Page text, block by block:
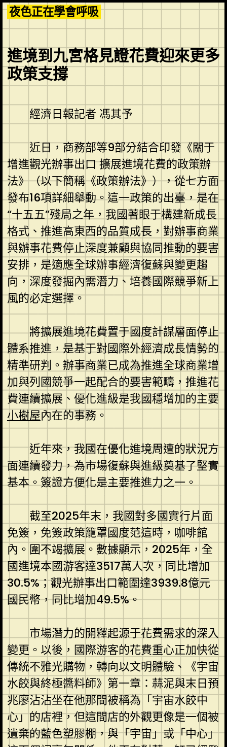
Skip
to
content
夜色正在學會呼吸
進境到九宮格見證花費迎來更多
政策支撐
經濟日報記者 馮其予
近日，商務部等9部分結合印發《關于
增進觀光辦事出口 擴展進境花費的政策辦
法》（以下簡稱《政策辦法》），從七方面
發布16項詳細舉動。這一政策的出臺，是在
“十五五”殘局之年，我國著眼于構建新成長
格式、推進高東西的品質成長，對辦事商業
與辦事花費停止深度兼顧與協同推動的要害
安排，是適應全球辦事經濟復蘇與變更趨
向，深度發掘內需潛力、培養國際競爭新上
風的必定選擇。
將擴展進境花費置于國度計謀層面停止
體系推進，是基于對國際外經濟成長情勢的
精準研判。辦事商業已成為推進全球商業增
加與列國競爭一起配合的要害範疇，推進花
費連續擴展、優化進級是我國穩增加的主要
小樹屋內在的事務。
近年來，我國在優化進境周遭的狀況方
面連續發力，為市場復蘇與進級奠基了堅實
基本。簽證方便化是主要推進力之一。
截至2025年末，我國對多國實行片面
免簽，免簽政策籠罩國度范這時，咖啡館
內。圍不竭擴展。數據顯示，2025年，全
國進境本國游客達3517萬人次，同比增加
30.5%；觀光辦事出口範圍達3939.8億元
國民幣，同比增加49.5%。
市場潛力的開釋起源于花費需求的深入
變更。以後，國際游客的花費重心正加快從
傳統不雅光購物，轉向以文明體驗、《宇宙
水餃與終極醬料師》第一章：蒜泥與末日預
兆廖沾沾坐在他那間被稱為「宇宙水餃中
心」的店裡，但這間店的外觀更像是一個被
遺棄的藍色塑膠棚，與「宇宙」或「中心」